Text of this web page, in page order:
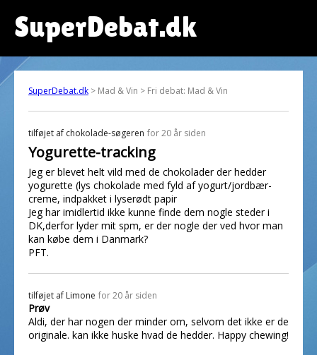
SuperDebat.dk
SuperDebat.dk > Mad & Vin > Fri debat: Mad & Vin
tilføjet af chokolade-søgeren for 20 år siden
Yogurette-tracking
Jeg er blevet helt vild med de chokolader der hedder
yogurette (lys chokolade med fyld af yogurt/jordbær-
creme, indpakket i lyserødt papir
Jeg har imidlertid ikke kunne finde dem nogle steder i
DK,derfor lyder mit spm, er der nogle der ved hvor man
kan købe dem i Danmark?
PFT.
tilføjet af Limone for 20 år siden
Prøv
Aldi, der har nogen der minder om, selvom det ikke er de
originale. kan ikke huske hvad de hedder. Happy chewing!